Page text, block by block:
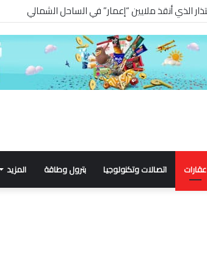
عقارات اتصالات وتكنولوجيا بترول وطاقة المزيد